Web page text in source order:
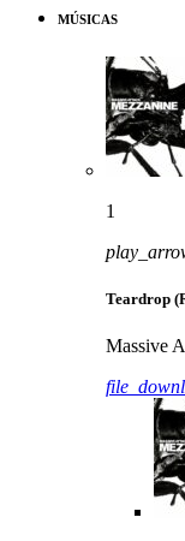
MÚSICAS
1
Teardrop
Massive